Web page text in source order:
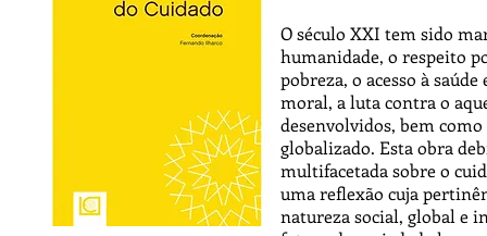
O século XXI tem sido
humanidade, o respeito
pobreza, o acesso à
moral, a luta contra o
desenvolvidos, bem
globalizado. Esta obra
multifacetada sobre o
uma reflexão cuja
natureza social, global e